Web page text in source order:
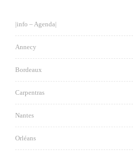
|info – Agenda|
Annecy
Bordeaux
Carpentras
Nantes
Orléans